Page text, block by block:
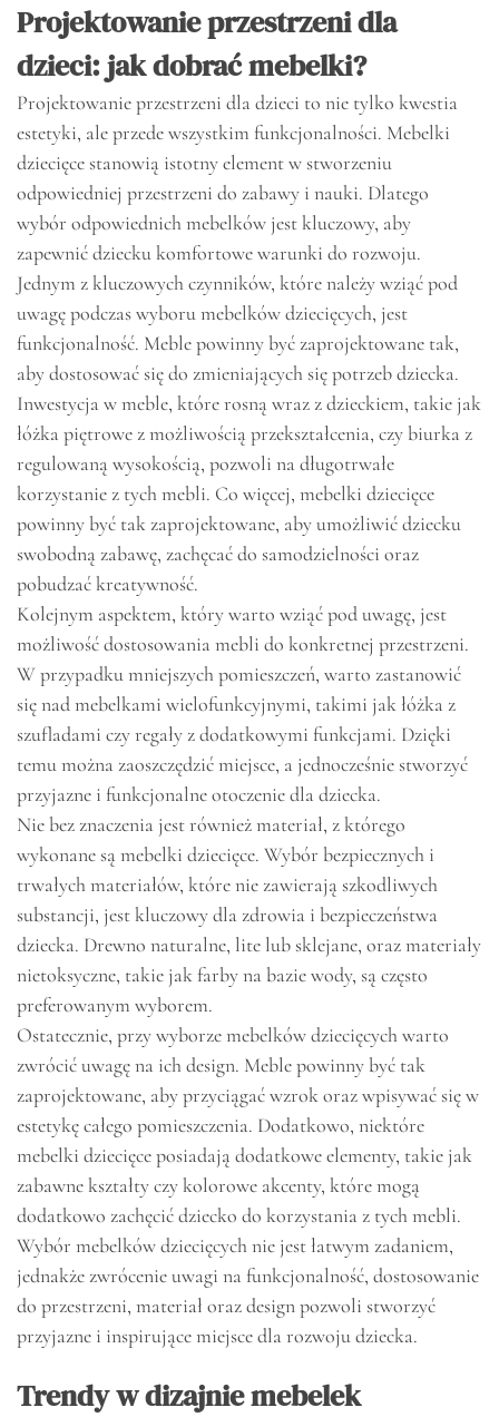
Projektowanie przestrzeni dla
dzieci: jak dobrać mebelki?
Projektowanie przestrzeni dla dzieci to nie tylko kwestia
estetyki, ale przede wszystkim funkcjonalności. Mebelki
dziecięce stanowią istotny element w stworzeniu
odpowiedniej przestrzeni do zabawy i nauki. Dlatego
wybór odpowiednich mebelków jest kluczowy, aby
zapewnić dziecku komfortowe warunki do rozwoju.
Jednym z kluczowych czynników, które należy wziąć pod
uwagę podczas wyboru mebelków dziecięcych, jest
funkcjonalność. Meble powinny być zaprojektowane tak,
aby dostosować się do zmieniających się potrzeb dziecka.
Inwestycja w meble, które rosną wraz z dzieckiem, takie jak
łóżka piętrowe z możliwością przekształcenia, czy biurka z
regulowaną wysokością, pozwoli na długotrwałe
korzystanie z tych mebli. Co więcej, mebelki dziecięce
powinny być tak zaprojektowane, aby umożliwić dziecku
swobodną zabawę, zachęcać do samodzielności oraz
pobudzać kreatywność.
Kolejnym aspektem, który warto wziąć pod uwagę, jest
możliwość dostosowania mebli do konkretnej przestrzeni.
W przypadku mniejszych pomieszczeń, warto zastanowić
się nad mebelkami wielofunkcyjnymi, takimi jak łóżka z
szufladami czy regały z dodatkowymi funkcjami. Dzięki
temu można zaoszczędzić miejsce, a jednocześnie stworzyć
przyjazne i funkcjonalne otoczenie dla dziecka.
Nie bez znaczenia jest również materiał, z którego
wykonane są mebelki dziecięce. Wybór bezpiecznych i
trwałych materiałów, które nie zawierają szkodliwych
substancji, jest kluczowy dla zdrowia i bezpieczeństwa
dziecka. Drewno naturalne, lite lub sklejane, oraz materiały
nietoksyczne, takie jak farby na bazie wody, są często
preferowanym wyborem.
Ostatecznie, przy wyborze mebelków dziecięcych warto
zwrócić uwagę na ich design. Meble powinny być tak
zaprojektowane, aby przyciągać wzrok oraz wpisywać się w
estetykę całego pomieszczenia. Dodatkowo, niektóre
mebelki dziecięce posiadają dodatkowe elementy, takie jak
zabawne kształty czy kolorowe akcenty, które mogą
dodatkowo zachęcić dziecko do korzystania z tych mebli.
Wybór mebelków dziecięcych nie jest łatwym zadaniem,
jednakże zwrócenie uwagi na funkcjonalność, dostosowanie
do przestrzeni, materiał oraz design pozwoli stworzyć
przyjazne i inspirujące miejsce dla rozwoju dziecka.
Trendy w dizajnie mebelek